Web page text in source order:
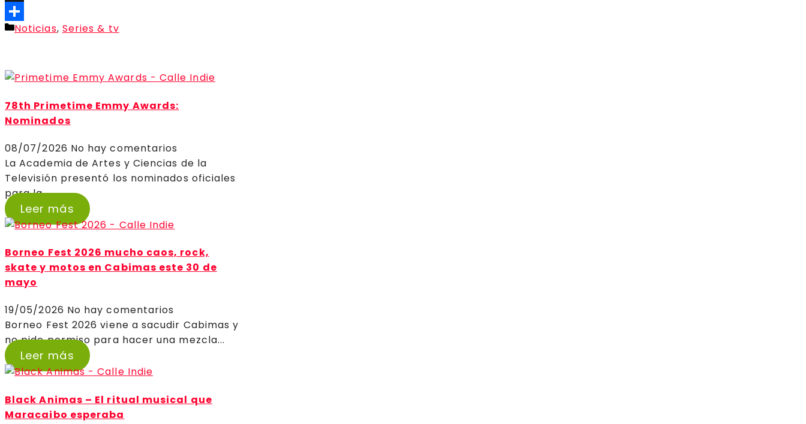
Threads
Compartir
Categorías
Noticias, Series & tv
78th Primetime Emmy Awards:
Nominados
08/07/2026 No hay comentarios
La Academia de Artes y Ciencias de la
Televisión presentó los nominados oficiales
para la...
Leer más
Borneo Fest 2026 mucho caos, rock,
skate y motos en Cabimas este 30 de
mayo
19/05/2026 No hay comentarios
Borneo Fest 2026 viene a sacudir Cabimas y
no pide permiso para hacer una mezcla...
Leer más
Black Animas – El ritual musical que
Maracaibo esperaba